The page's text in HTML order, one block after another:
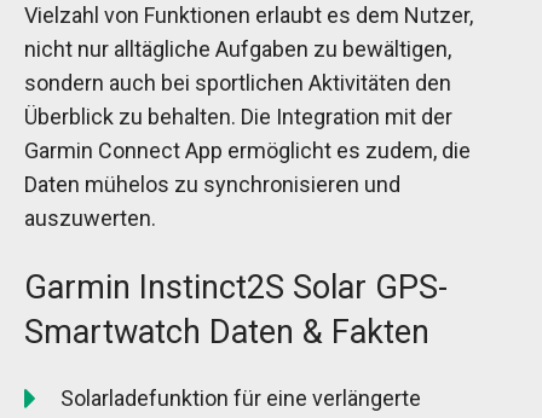
Vielzahl von Funktionen erlaubt es dem Nutzer,
nicht nur alltägliche Aufgaben zu bewältigen,
sondern auch bei sportlichen Aktivitäten den
Überblick zu behalten. Die Integration mit der
Garmin Connect App ermöglicht es zudem, die
Daten mühelos zu synchronisieren und
auszuwerten.
Garmin Instinct2S Solar GPS-
Smartwatch Daten & Fakten
Solarladefunktion für eine verlängerte